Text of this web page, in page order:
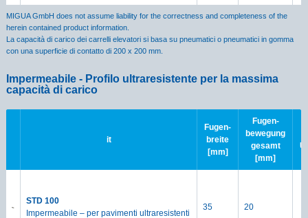
MIGUA GmbH does not assume liability for the correctness and completeness of the
herein contained product information.
La capacità di carico dei carrelli elevatori si basa su pneumatici o pneumatici in gomma
con una superficie di contatto di 200 x 200 mm.
Impermeabile - Profilo ultraresistente per la massima
capacità di carico
it
Fugen-
breite
[mm]
Fugen-
bewegung
gesamt
[mm]
STD 100
Impermeabile – per pavimenti ultraresistenti
35 20